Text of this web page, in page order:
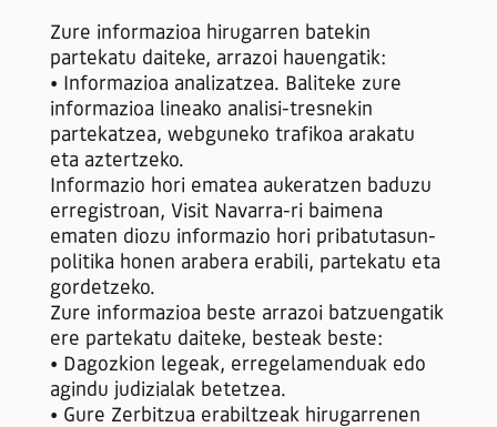
Zure informazioa hirugarren batekin
partekatu daiteke, arrazoi hauengatik:
• Informazioa analizatzea. Baliteke zure
informazioa lineako analisi-tresnekin
partekatzea, webguneko trafikoa arakatu
eta aztertzeko.
Informazio hori ematea aukeratzen baduzu
erregistroan, Visit Navarra-ri baimena
ematen diozu informazio hori pribatutasun-
politika honen arabera erabili, partekatu eta
gordetzeko.
Zure informazioa beste arrazoi batzuengatik
ere partekatu daiteke, besteak beste:
• Dagozkion legeak, erregelamenduak edo
agindu judizialak betetzea.
• Gure Zerbitzua erabiltzeak hirugarrenen